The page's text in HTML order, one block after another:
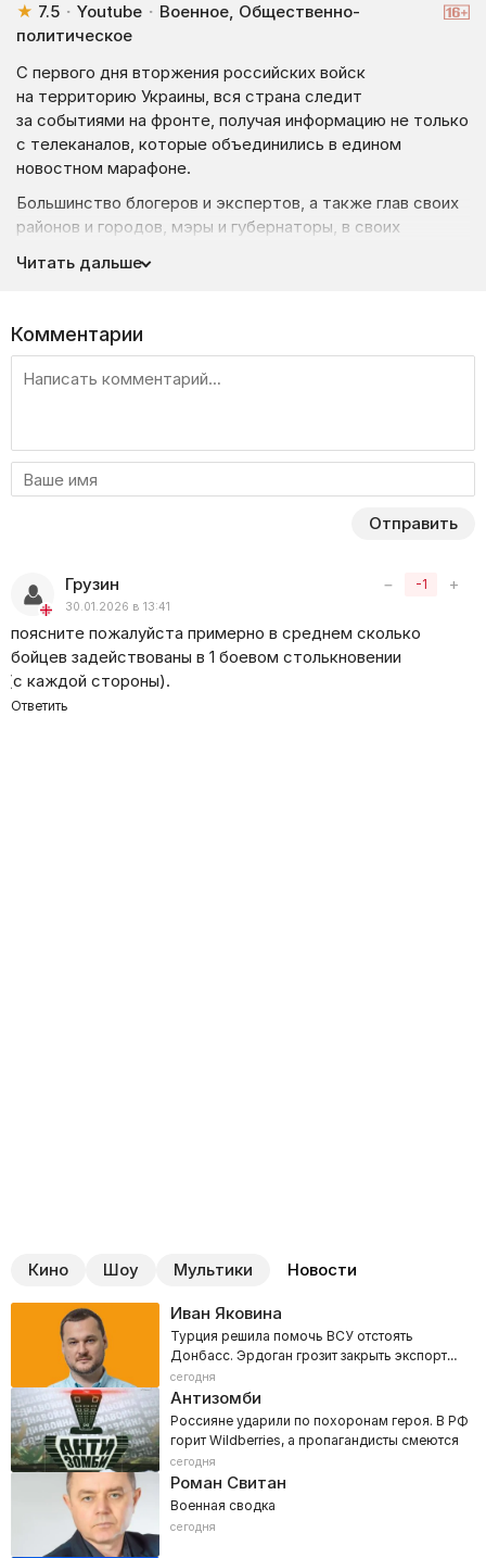
★ 7.5 · Youtube · Военное, Общественно-
политическое
С первого дня вторжения российских войск
на территорию Украины, вся страна следит
за событиями на фронте, получая информацию не только
с телеканалов, которые объединились в едином
новостном марафоне.
Большинство блогеров и экспертов, а также глав своих
районов и городов, мэры и губернаторы, в своих
дня, описывая ситуацию в каждом населенном пункте.
происходящего и понимать реальность.
Олег Жданов, полковник запаса, военный эксперт,
блогер и частый гость на телевидении, один из тех, кто
Эксперт освещает о сотрудничестве Украины
с другими странами, оказывающими стране помощь, как
прогнозах боевых действий, о потерях противника
и результатах украинской армии, о переговорах
и многом другом.
Читать дальше
Комментарии
Отправить
− -1 +
Грузин
30.01.2026 в 13:41
поясните пожалуйста примерно в среднем сколько
бойцев задействованы в 1 боевом столькновении
(с каждой стороны).
Ответить
Кино Шоу Мультики Новости
Иван Яковина
Турция решила помочь ВСУ отстоять
Донбасс. Эрдоган грозит закрыть экспорт
нефти из Новороссийска
сегодня
Антизомби
Россияне ударили по похоронам героя. В РФ
горит Wildberries, а пропагандисты смеются
сегодня
Роман Свитан
Военная сводка
сегодня